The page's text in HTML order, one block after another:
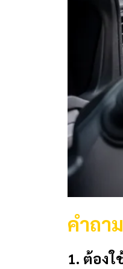
คำถา
1. ต้องใ